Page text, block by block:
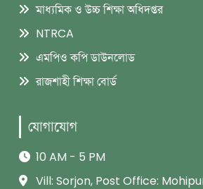
মাধ্যমিক ও উচ্চ শিক্ষা অধিদপ্তর
NTRCA
এমপিও কপি ডাউনলোড
রাজশাহী শিক্ষা বোর্ড
যোগাযোগ
10 AM - 5 PM
Vill: Sorjon, Post Office: